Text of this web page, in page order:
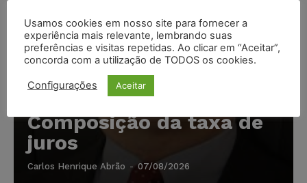
Composição da taxa de
juros
Carlos Henrique Abrão - 07/08/2026
Usamos cookies em nosso site para fornecer a
experiência mais relevante, lembrando suas
preferências e visitas repetidas. Ao clicar em “Aceitar”,
concorda com a utilização de TODOS os cookies.
Configurações Aceitar